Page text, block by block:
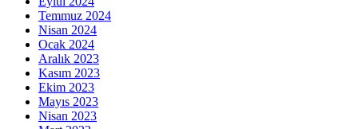
Temmuz 2024
Nisan 2024
Ocak 2024
Aralık 2023
Kasım 2023
Ekim 2023
Mayıs 2023
Nisan 2023